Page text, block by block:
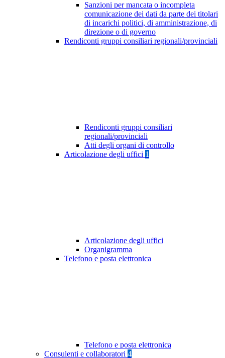
Sanzioni per mancata o incompleta
comunicazione dei dati da parte dei titolari
di incarichi politici, di amministrazione, di
direzione o di governo
Rendiconti gruppi consiliari regionali/provinciali
Rendiconti gruppi consiliari
regionali/provinciali
Atti degli organi di controllo
Articolazione degli uffici 1
Articolazione degli uffici
Organigramma
Telefono e posta elettronica
Telefono e posta elettronica
Consulenti e collaboratori 4